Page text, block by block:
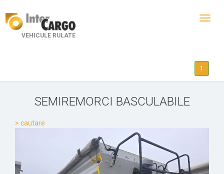
VEHICULE RULATE
1
SEMIREMORCI BASCULABILE
> cautare